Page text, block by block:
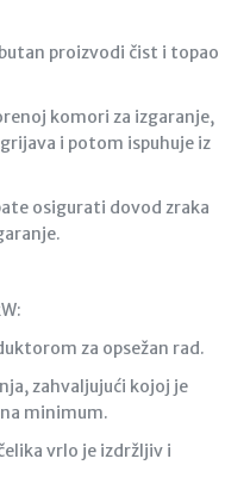
proizvodi čist i topao
komori za izgaranje,
i potom ispuhuje iz
osigurati dovod zraka
za opsežan rad.
zahvaljujući kojoj je
minimum.
vrlo je izdržljiv i